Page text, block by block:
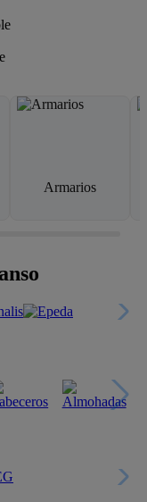
Armarios